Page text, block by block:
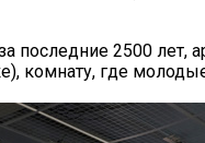
последние 2500 лет,
комнату, где